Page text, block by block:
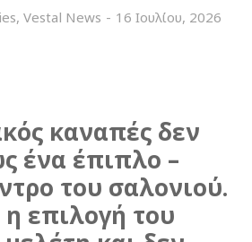
, Vestal News 16 Ιουλίου, 2026
καναπές δεν
ένα έπιπλο –
του σαλονιού.
η επιλογή του